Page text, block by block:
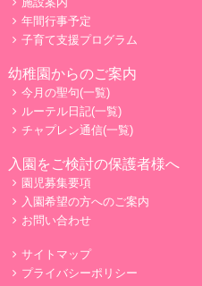
年間行事予定
子育て支援プログラム
幼稚園からのご案内
今月の聖句(一覧)
ルーテル日記(一覧)
チャプレン通信(一覧)
入園をご検討の保護者様へ
園児募集要項
入園希望の方へのご案内
お問い合わせ
サイトマップ
プライバシーポリシー